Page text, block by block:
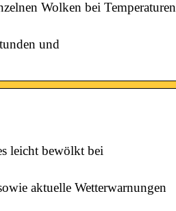
Wolken bei Temperaturen
und
leicht bewölkt bei
aktuelle Wetterwarnungen